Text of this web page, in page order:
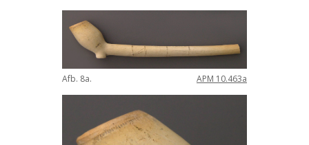
Afb. 8a. APM 10.463a